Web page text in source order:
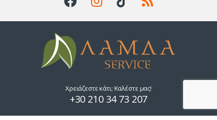
Χρειάζεστε κάτι; Καλέστε μας!
+30 210 34 73 207